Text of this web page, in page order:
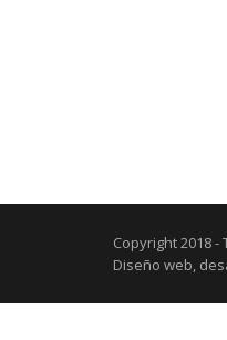
Copyright 2018
Diseño web,